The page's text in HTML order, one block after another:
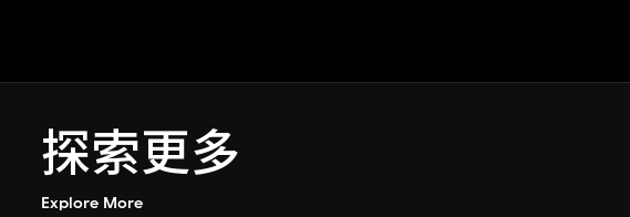
探索更多
Explore More